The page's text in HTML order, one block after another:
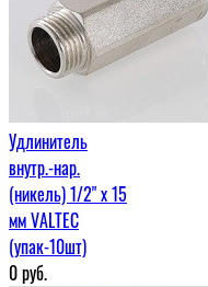
Удлинитель
внутр.-нар.
(никель) 1/2" х 15
мм VALTEC
(упак-10шт)
0руб.